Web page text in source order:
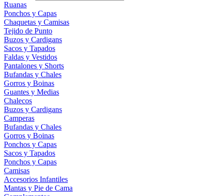
Ruanas
Ponchos y Capas
Chaquetas y Camisas
Tejido de Punto
Buzos y Cardigans
Sacos y Tapados
Faldas y Vestidos
Pantalones y Shorts
Bufandas y Chales
Gorros y Boinas
Guantes y Medias
Chalecos
Buzos y Cardigans
Camperas
Bufandas y Chales
Gorros y Boinas
Ponchos y Capas
Sacos y Tapados
Ponchos y Capas
Camisas
Accesorios Infantiles
Mantas y Pie de Cama